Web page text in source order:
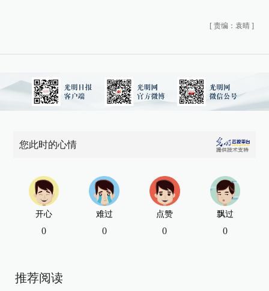
[ 责编：袁晴 ]
您此时的心情
开心
0
难过
0
点赞
0
飘过
0
推荐阅读